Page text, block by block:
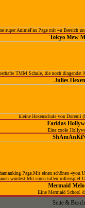
super AnimeFan Page mit 4u Bereich
Tokyo Mew
TMM Schule, die noch dingendst
Julies
kleine Hexenschule von Doremi
Faridas
Eine coole
Page.Mit einen schönen
würdest.Mit einen tollen
Mermaid
Eine Mermaid School
Seite &